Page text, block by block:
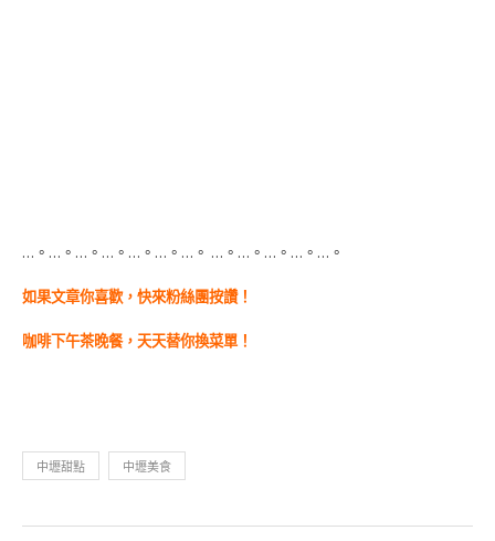
…。…。…。…。…。…。…。 …。…。…。…。…。
如果文章你喜歡，快來粉絲團按讚！
咖啡下午茶晚餐，天天替你換菜單！
中壢甜點 中壢美食